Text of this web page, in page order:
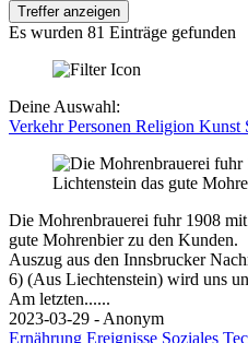
Treffer anzeigen
Es wurden 81 Einträge gefunden
Deine Auswahl:
VerkehrPersonen Religion Kunst
Die Mohrenbrauerei fuhr 1908
gute Mohrenbier zu den Kunden.
Auszug aus den Innsbrucker
6) (Aus Liechtenstein) wird uns
Am letzten......
2023-03-29 - Anonym
Ernährung Ereignisse Soziales